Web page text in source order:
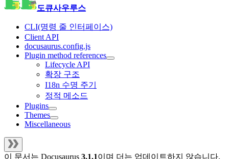
도큐사우루스
CLI(명령 줄 인터페이스)
Client API
docusaurus.config.js
Plugin method references
Lifecycle API
확장 구조
I18n 수명 주기
정적 메소드
Plugins
Themes
Miscellaneous
이 문서는 Docusaurus 3.1.1이며 더는 업데이트하지 않습니다.